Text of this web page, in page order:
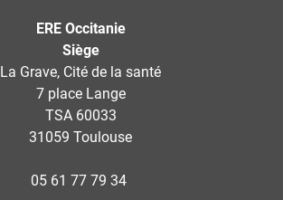
ERE Occitanie
Siège
La Grave, Cité de la santé
7 place Lange
TSA 60033
31059 Toulouse
05 61 77 79 34